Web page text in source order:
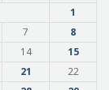
1
7
8
14
15
21
22